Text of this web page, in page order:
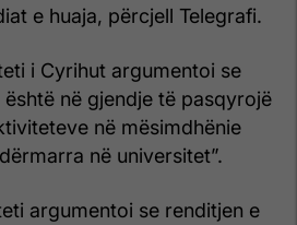
e huaja, përcjell Telegrafi.
i Cyrihut argumentoi se
është në gjendje të pasqyrojë
në mësimdhënie
në universitet”.
argumentoi se renditjen e